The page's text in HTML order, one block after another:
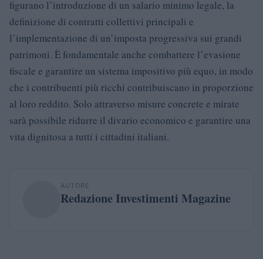
figurano l’introduzione di un salario minimo legale, la
definizione di contratti collettivi principali e
l’implementazione di un’imposta progressiva sui grandi
patrimoni. È fondamentale anche combattere l’evasione
fiscale e garantire un sistema impositivo più equo, in modo
che i contribuenti più ricchi contribuiscano in proporzione
al loro reddito. Solo attraverso misure concrete e mirate
sarà possibile ridurre il divario economico e garantire una
vita dignitosa a tutti i cittadini italiani.
AUTORE
Redazione Investimenti Magazine